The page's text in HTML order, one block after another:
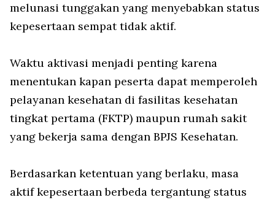
melunasi tunggakan yang menyebabkan status
kepesertaan sempat tidak aktif.
Waktu aktivasi menjadi penting karena
menentukan kapan peserta dapat memperoleh
pelayanan kesehatan di fasilitas kesehatan
tingkat pertama (FKTP) maupun rumah sakit
yang bekerja sama dengan BPJS Kesehatan.
Berdasarkan ketentuan yang berlaku, masa
aktif kepesertaan berbeda tergantung status